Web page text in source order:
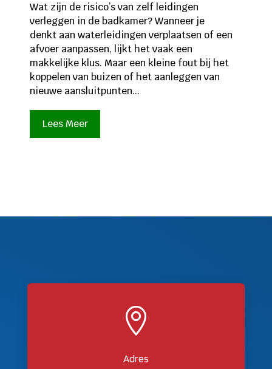
Wat zijn de risico’s van zelf leidingen
verleggen in de badkamer? Wanneer je
denkt aan waterleidingen verplaatsen of een
afvoer aanpassen, lijkt het vaak een
makkelijke klus. Maar een kleine fout bij het
koppelen van buizen of het aanleggen van
nieuwe aansluitpunten...
Lees Meer

Adres